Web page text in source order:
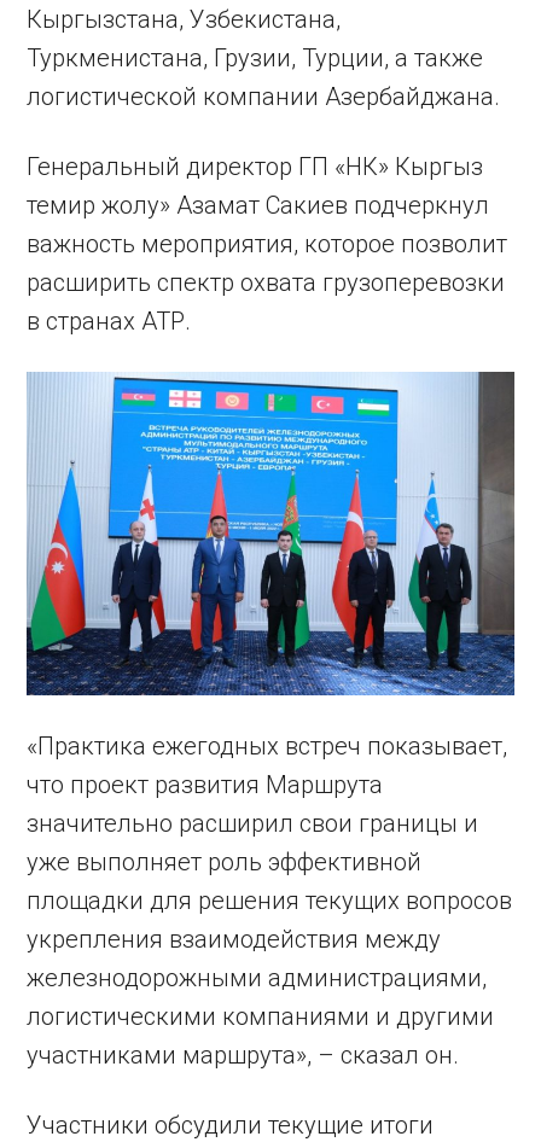
Кыргызстана, Узбекистана,
Туркменистана, Грузии, Турции, а также
логистической компании Азербайджана.
Генеральный директор ГП «НК» Кыргыз
темир жолу» Азамат Сакиев подчеркнул
важность мероприятия, которое позволит
расширить спектр охвата грузоперевозки
в странах АТР.
«Практика ежегодных встреч показывает,
что проект развития Маршрута
значительно расширил свои границы и
уже выполняет роль эффективной
площадки для решения текущих вопросов
укрепления взаимодействия между
железнодорожными администрациями,
логистическими компаниями и другими
участниками маршрута», – сказал он.
Участники обсудили текущие итоги